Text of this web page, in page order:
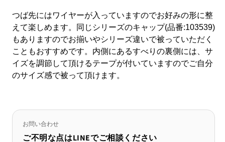
つば先にはワイヤーが入っていますのでお好みの形に整
えて楽しめます。同じシリーズのキャップ(品番:103539)
もありますのでお揃いやシリーズ違いで被っていただく
こともおすすめです。内側にあるすべりの裏側には、サ
イズを調節して頂けるテープが付いていますのでご自分
のサイズ感で被って頂けます。
お問い合わせ
ご不明な点はLINEでご相談ください